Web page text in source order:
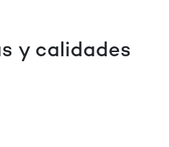
y calidades